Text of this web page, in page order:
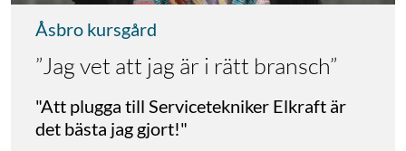
Åsbro kursgård
”Jag vet att jag är i rätt bransch”
"Att plugga till Servicetekniker Elkraft är
det bästa jag gjort!"